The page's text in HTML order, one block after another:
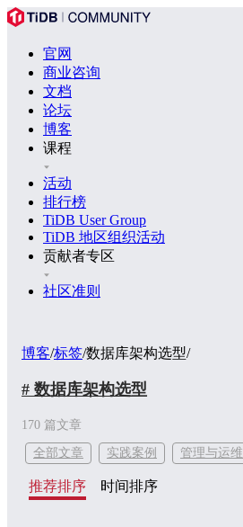
官网
商业咨询
文档
论坛
博客
课程
活动
排行榜
TiDB User Group
TiDB 地区组织活动
贡献者专区
社区准则
博客/标签/数据库架构选型/
# 数据库架构选型
170 篇文章
全部文章 实践案例 管理与运维
推荐排序 时间排序